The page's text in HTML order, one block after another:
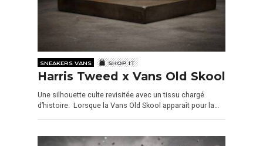
SNEAKERS VANS SHOP IT
Harris Tweed x Vans Old Skool
Une silhouette culte revisitée avec un tissu chargé
d’histoire. Lorsque la Vans Old Skool apparaît pour la…